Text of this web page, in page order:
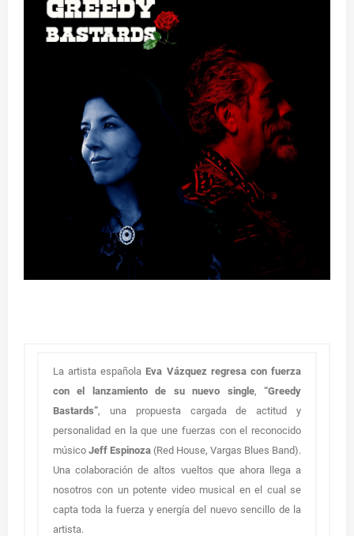
La artista españolaEva Vázquez regresa con fuerza
con el lanzamiento de su nuevo single,“Greedy
Bastards”, una propuesta cargada de actitud y
personalidad en la que une fuerzas con el reconocido
músico Jeff Espinoza (Red House, Vargas Blues Band).
Una colaboración de altos vueltos que ahora llega a
nosotros con un potente video musical en el cual se
capta toda la fuerza y energía del nuevo sencillo de la
artista.